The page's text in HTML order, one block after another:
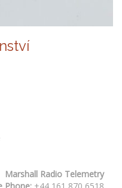
Marshall Radio Telemetry
Phone: +44 161 870 6518